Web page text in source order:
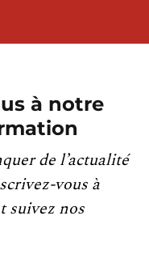
à notre
de l’actualité
vous à
suivez nos